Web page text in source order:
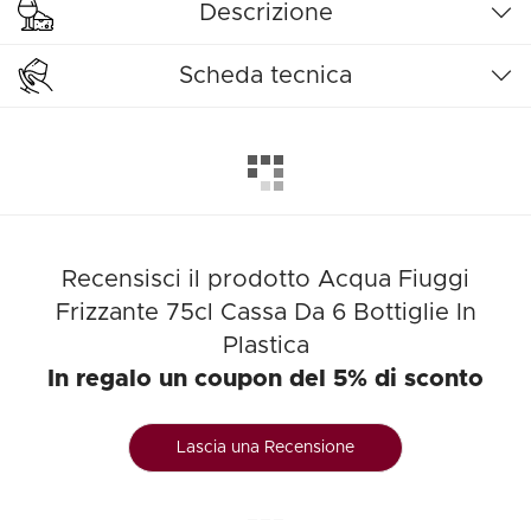
Descrizione
Scheda tecnica
Recensisci il prodotto Acqua Fiuggi
Frizzante 75cl Cassa Da 6 Bottiglie In
Plastica
In regalo un coupon del 5% di sconto
Lascia una Recensione